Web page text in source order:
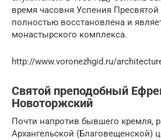
время часовня Успения
полностью восстановлена и
монастырского комплекса.
http://www.voronezhgid.ru/
Святой преподобный
Новоторжский
Почти напротив бывшего кремля,
Архангельской (Благовещенской)